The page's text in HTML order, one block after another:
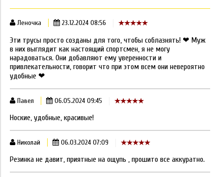
Леночка 23.12.2024 08:56
Эти трусы просто созданы для того, чтобы соблазнять! ❤ Муж
в них выглядит как настоящий спортсмен, я не могу
нарадоваться. Они добавляют ему уверенности и
привлекательности, говорит что при этом всем они невероятно
удобные ❤
Павел 06.05.2024 09:45
Ноские, удобные, красивые!
Николай 06.03.2024 07:09
Резинка не давит, приятные на ощупь , прошито все аккуратно.